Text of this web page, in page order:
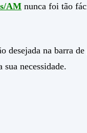
AM nunca foi tão
desejada na barra
necessidade.